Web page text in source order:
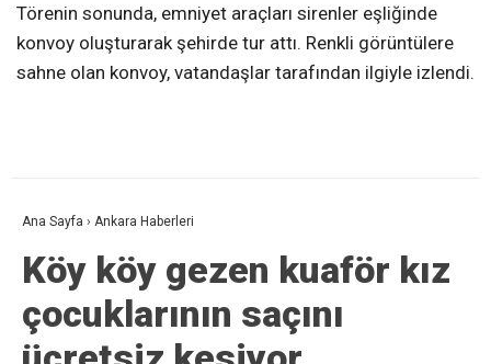
Törenin sonunda, emniyet araçları sirenler eşliğinde
konvoy oluşturarak şehirde tur attı. Renkli görüntülere
sahne olan konvoy, vatandaşlar tarafından ilgiyle izlendi.
Ana Sayfa › Ankara Haberleri
Köy köy gezen kuaför kız
çocuklarının saçını